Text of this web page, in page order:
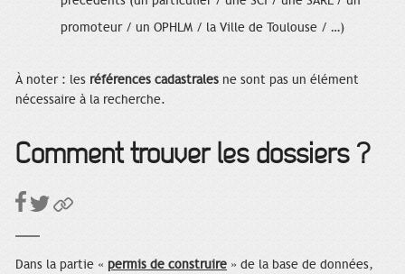
promoteur / un OPHLM / la Ville de Toulouse / …)
À noter : les références cadastrales ne sont pas un élément
nécessaire à la recherche.
Comment trouver les dossiers ?
Dans la partie « permis de construire » de la base de données,